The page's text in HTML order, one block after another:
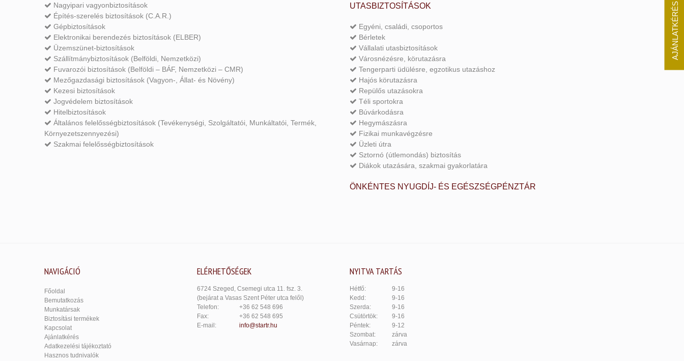
AJÁNLATKÉRÉS
Nagyipari vagyonbiztosítások
Építés-szerelés biztosítások (C.A.R.)
Gépbiztosítások
Elektronikai berendezés biztosítások (ELBER)
Üzemszünet-biztosítások
Szállítmánybiztosítások (Belföldi, Nemzetközi)
Fuvarozói biztosítások (Belföldi – BÁF, Nemzetközi – CMR)
Mezőgazdasági biztosítások (Vagyon-, Állat- és Növény)
Kezesi biztosítások
Jogvédelem biztosítások
Hitelbiztosítások
Általános felelősségbiztosítások (Tevékenységi, Szolgáltatói, Munkáltatói, Termék,
Környezetszennyezési)
Szakmai felelősségbiztosítások
UTASBIZTOSÍTÁSOK
Egyéni, családi, csoportos
Bérletek
Vállalati utasbiztosítások
Városnézésre, körutazásra
Tengerparti üdülésre, egzotikus utazáshoz
Hajós körutazásra
Repülős utazásokra
Téli sportokra
Búvárkodásra
Hegymászásra
Fizikai munkavégzésre
Üzleti útra
Sztornó (útlemondás) biztosítás
Diákok utazására, szakmai gyakorlatára
ÖNKÉNTES NYUGDÍJ- ÉS EGÉSZSÉGPÉNZTÁR
NAVIGÁCIÓ
Főoldal
Bemutatkozás
Munkatársak
Biztosítási termékek
Kapcsolat
Ajánlatkérés
Adatkezelési tájékoztató
Hasznos tudnivalók
ELÉRHETŐSÉGEK
6724 Szeged, Csemegi utca 11. fsz. 3.
(bejárat a Vasas Szent Péter utca felől)
Telefon:
+36 62 548 696
Fax:
+36 62 548 695
E-mail:
info@startr.hu
NYITVA TARTÁS
Hétfő:
9-16
Kedd:
9-16
Szerda:
9-16
Csütörtök:
9-16
Péntek:
9-12
Szombat:
zárva
Vasárnap:
zárva